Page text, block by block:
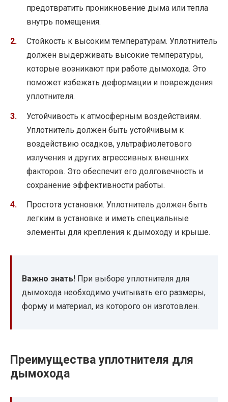
предотвратить проникновение дыма или тепла
внутрь помещения.
Стойкость к высоким температурам. Уплотнитель
должен выдерживать высокие температуры,
которые возникают при работе дымохода. Это
поможет избежать деформации и повреждения
уплотнителя.
Устойчивость к атмосферным воздействиям.
Уплотнитель должен быть устойчивым к
воздействию осадков, ультрафиолетового
излучения и других агрессивных внешних
факторов. Это обеспечит его долговечность и
сохранение эффективности работы.
Простота установки. Уплотнитель должен быть
легким в установке и иметь специальные
элементы для крепления к дымоходу и крыше.
Важно знать! При выборе уплотнителя для
дымохода необходимо учитывать его размеры,
форму и материал, из которого он изготовлен.
Преимущества уплотнителя для
дымохода